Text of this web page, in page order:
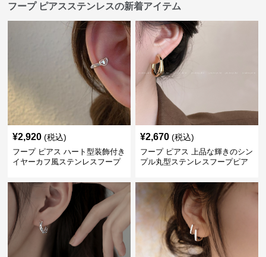
フープ ピアスステンレスの新着アイテム
¥2,920 (税込)
フープ ピアス ハート型装飾付き
イヤーカフ風ステンレスフープ
¥2,670 (税込)
フープ ピアス 上品な輝きのシン
プル丸型ステンレスフープピア